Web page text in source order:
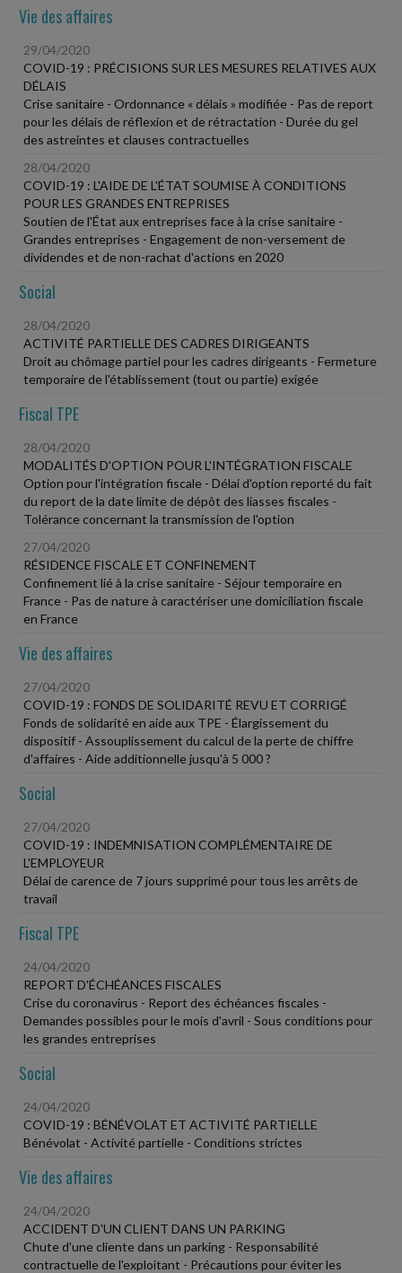
Vie des affaires
29/04/2020
COVID-19 : PRÉCISIONS SUR LES MESURES RELATIVES AUX
DÉLAIS
Crise sanitaire - Ordonnance « délais » modifiée - Pas de report
pour les délais de réflexion et de rétractation - Durée du gel
des astreintes et clauses contractuelles
28/04/2020
COVID-19 : L'AIDE DE L'ÉTAT SOUMISE À CONDITIONS
POUR LES GRANDES ENTREPRISES
Soutien de l'État aux entreprises face à la crise sanitaire -
Grandes entreprises - Engagement de non-versement de
dividendes et de non-rachat d'actions en 2020
Social
28/04/2020
ACTIVITÉ PARTIELLE DES CADRES DIRIGEANTS
Droit au chômage partiel pour les cadres dirigeants - Fermeture
temporaire de l'établissement (tout ou partie) exigée
Fiscal TPE
28/04/2020
MODALITÉS D'OPTION POUR L'INTÉGRATION FISCALE
Option pour l'intégration fiscale - Délai d'option reporté du fait
du report de la date limite de dépôt des liasses fiscales -
Tolérance concernant la transmission de l'option
27/04/2020
RÉSIDENCE FISCALE ET CONFINEMENT
Confinement lié à la crise sanitaire - Séjour temporaire en
France - Pas de nature à caractériser une domiciliation fiscale
en France
Vie des affaires
27/04/2020
COVID-19 : FONDS DE SOLIDARITÉ REVU ET CORRIGÉ
Fonds de solidarité en aide aux TPE - Élargissement du
dispositif - Assouplissement du calcul de la perte de chiffre
d'affaires - Aide additionnelle jusqu'à 5 000 ?
Social
27/04/2020
COVID-19 : INDEMNISATION COMPLÉMENTAIRE DE
L'EMPLOYEUR
Délai de carence de 7 jours supprimé pour tous les arrêts de
travail
Fiscal TPE
24/04/2020
REPORT D'ÉCHÉANCES FISCALES
Crise du coronavirus - Report des échéances fiscales -
Demandes possibles pour le mois d'avril - Sous conditions pour
les grandes entreprises
Social
24/04/2020
COVID-19 : BÉNÉVOLAT ET ACTIVITÉ PARTIELLE
Bénévolat - Activité partielle - Conditions strictes
Vie des affaires
24/04/2020
ACCIDENT D'UN CLIENT DANS UN PARKING
Chute d'une cliente dans un parking - Responsabilité
contractuelle de l'exploitant - Précautions pour éviter les